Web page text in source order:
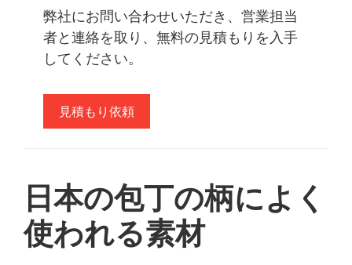
弊社にお問い合わせいただき、営業担当
者と連絡を取り、無料の見積もりを入手
してください。
見積もり依頼
日本の包丁の柄によく
使われる素材